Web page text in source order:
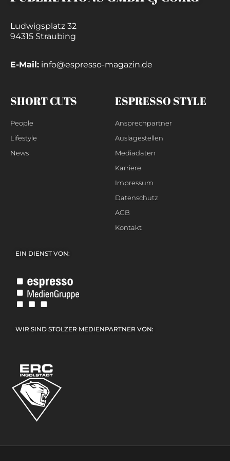
Ludwigsplatz 32
94315 Straubing
E-Mail: info@espresso-magazin.de
SHORT CUTS
People
Lifestyle
News
ESPRESSO STYLE
Ansprechpartner
Auslagestellen
Mediadaten
Karriere
Impressum
Datenschutz
AGB
Kontakt
EIN DIENST VON:
WIR SIND STOLZER MEDIENPARTNER VON: